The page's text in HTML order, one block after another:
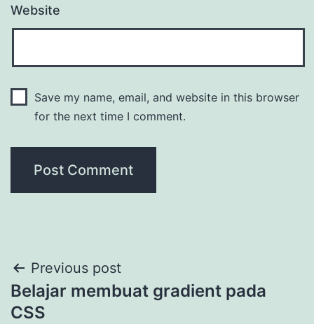
Website
Save my name, email, and website in this browser
for the next time I comment.
Post
navigation
Previous post
Belajar membuat gradient pada
CSS